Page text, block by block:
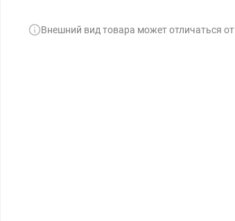
Внешний вид товара может отличаться